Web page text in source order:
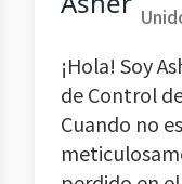
¡Hola! Soy
de Control
Cuando no